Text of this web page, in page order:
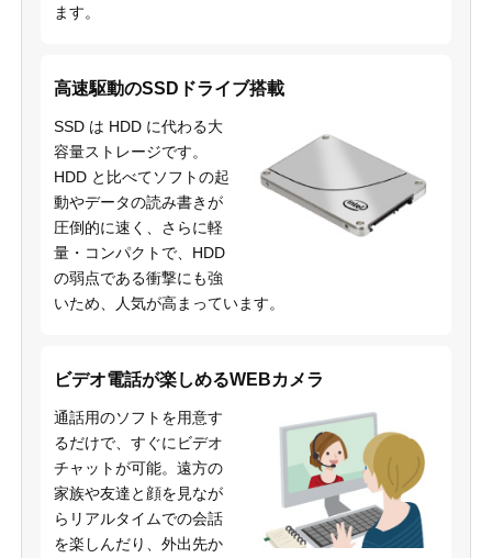
ます。
高速駆動のSSDドライブ搭載
SSD は HDD に代わる大
容量ストレージです。
HDD と比べてソフトの起
動やデータの読み書きが
圧倒的に速く、さらに軽
量・コンパクトで、HDD
の弱点である衝撃にも強
いため、人気が高まっています。
ビデオ電話が楽しめるWEBカメラ
通話用のソフトを用意す
るだけで、すぐにビデオ
チャットが可能。遠方の
家族や友達と顔を見なが
らリアルタイムでの会話
を楽しんだり、外出先か